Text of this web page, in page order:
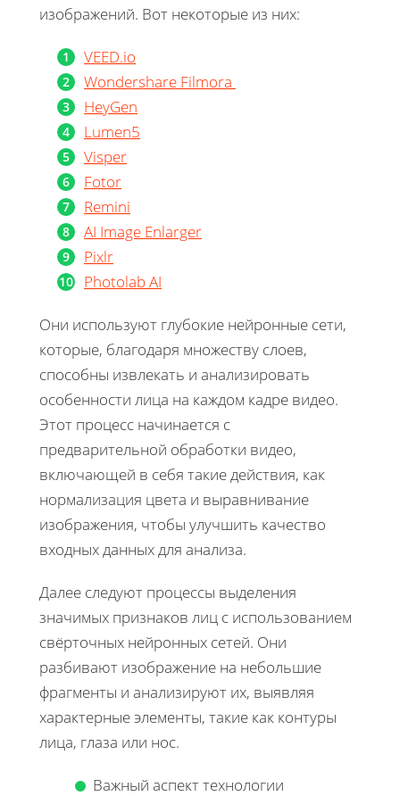
изображений. Вот некоторые из них:
VEED.io
Wondershare Filmora
HeyGen
Lumen5
Visper
Fotor
Remini
AI Image Enlarger
Pixlr
Photolab AI
Они используют глубокие нейронные сети,
которые, благодаря множеству слоев,
способны извлекать и анализировать
особенности лица на каждом кадре видео.
Этот процесс начинается с
предварительной обработки видео,
включающей в себя такие действия, как
нормализация цвета и выравнивание
изображения, чтобы улучшить качество
входных данных для анализа.
Далее следуют процессы выделения
значимых признаков лиц с использованием
свёрточных нейронных сетей. Они
разбивают изображение на небольшие
фрагменты и анализируют их, выявляя
характерные элементы, такие как контуры
лица, глаза или нос.
Важный аспект технологии